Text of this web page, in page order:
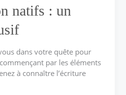
natifs : un
dans votre quête pour
par les éléments
à connaître l’écriture